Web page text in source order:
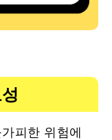
피한 위험에